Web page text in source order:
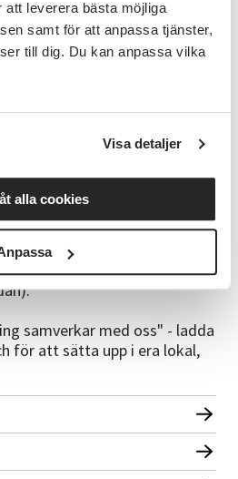
leverera bästa möjliga
samt för att anpassa tjänster,
till dig. Du kan anpassa vilka
Visa detaljer
alla cookies
där vår samverkan
sång, musik, dans, dramatisk
guidad tur eller utställning
inför publik i samverkan
finnas i annonsering
samverkar med oss" - ladda
för att sätta upp i era lokal,